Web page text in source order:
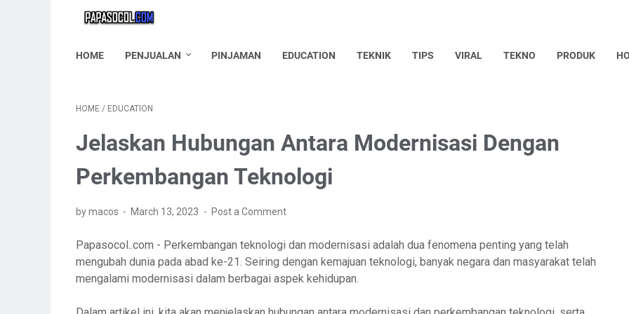
HOME PENJUALAN PINJAMAN EDUCATION TEKNIK TIPS VIRAL TEKNO PRODUK
HOME / EDUCATION
Jelaskan Hubungan Antara Modernisasi Dengan
Perkembangan Teknologi
by macos March 13, 2023 Post a Comment
Papasocol..com - Perkembangan teknologi dan modernisasi adalah dua fenomena penting yang telah
mengubah dunia pada abad ke-21. Seiring dengan kemajuan teknologi, banyak negara dan masyarakat telah
mengalami modernisasi dalam berbagai aspek kehidupan.